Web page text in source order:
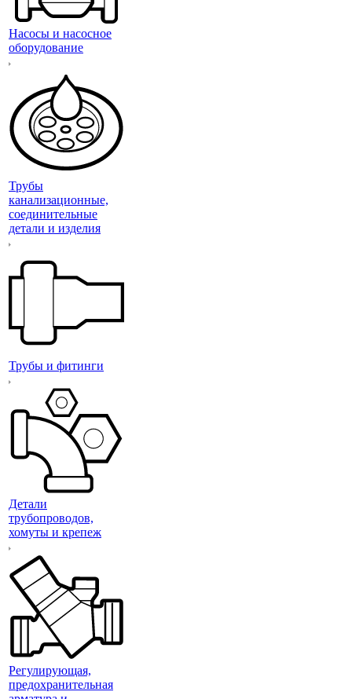
Насосы и насосное
оборудование
Трубы
канализационные,
соединительные
детали и изделия
Трубы и фитинги
Детали
трубопроводов,
хомуты и крепеж
Регулирующая,
предохранительная